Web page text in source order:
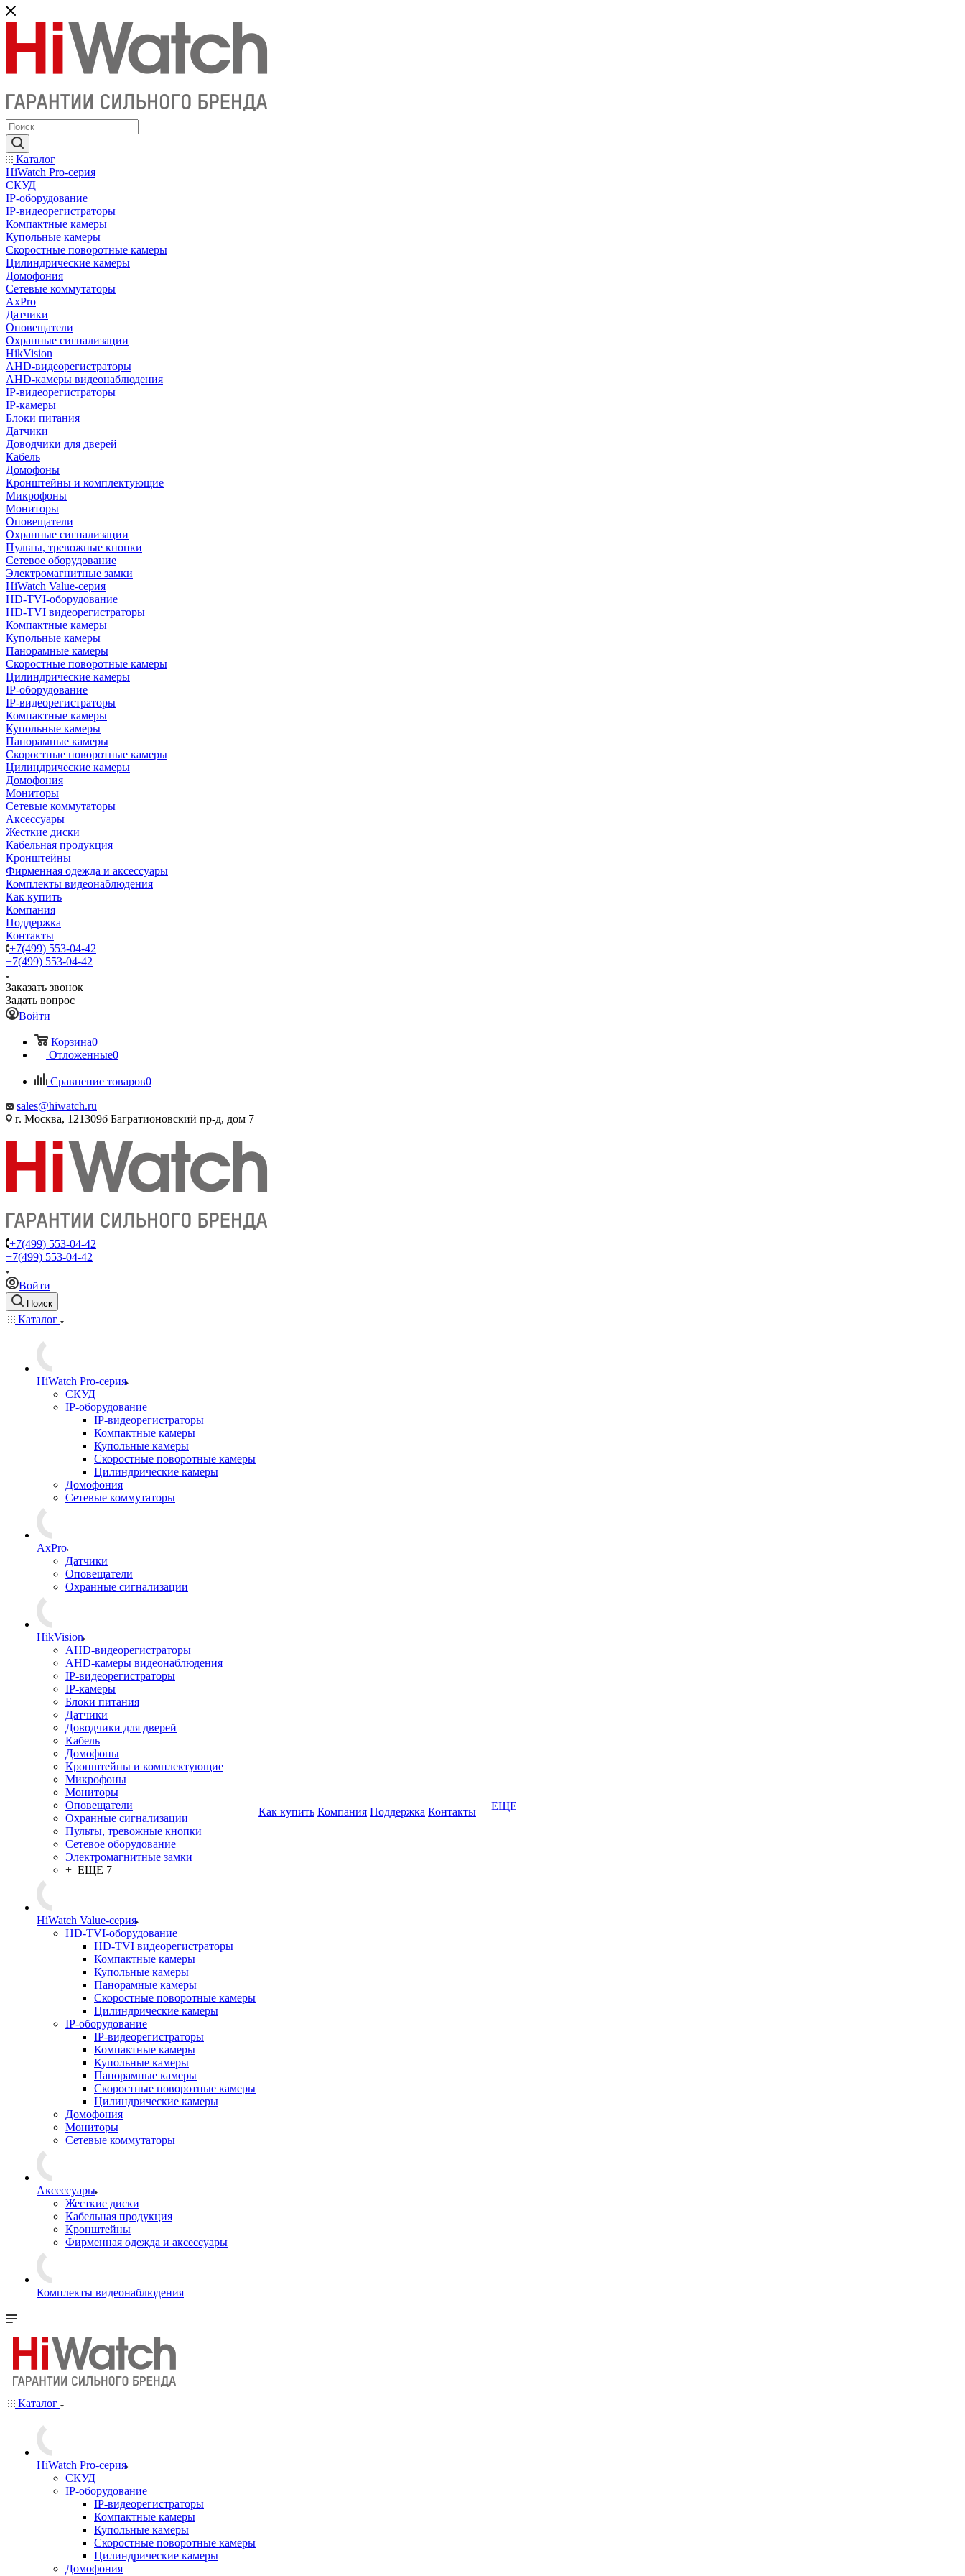
Каталог
HiWatch Pro-серия
CКУД
IP-оборудование
IP-видеорегистраторы
Компактные камеры
Купольные камеры
Скоростные поворотные камеры
Цилиндрические камеры
Домофония
Сетевые коммутаторы
AxPro
Датчики
Оповещатели
Охранные сигнализации
HikVision
AHD-видеорегистраторы
AHD-камеры видеонаблюдения
IP-видеорегистраторы
IP-камеры
Блоки питания
Датчики
Доводчики для дверей
Кабель
Домофоны
Кронштейны и комплектующие
Микрофоны
Мониторы
Оповещатели
Охранные сигнализации
Пульты, тревожные кнопки
Сетевое оборудование
Электромагнитные замки
HiWatch Value-серия
HD-TVI-оборудование
HD-TVI видеорегистраторы
Компактные камеры
Купольные камеры
Панорамные камеры
Скоростные поворотные камеры
Цилиндрические камеры
IP-оборудование
IP-видеорегистраторы
Компактные камеры
Купольные камеры
Панорамные камеры
Скоростные поворотные камеры
Цилиндрические камеры
Домофония
Мониторы
Сетевые коммутаторы
Аксессуары
Жесткие диски
Кабельная продукция
Кронштейны
Фирменная одежда и аксессуары
Комплекты видеонаблюдения
Как купить
Компания
Поддержка
Контакты
+7(499) 553-04-42
+7(499) 553-04-42
Заказать звонок
Задать вопрос
Войти
Корзина0
Отложенные0
Сравнение товаров0
sales@hiwatch.ru
г. Москва, 121309б Багратионовский пр-д, дом 7
+7(499) 553-04-42
+7(499) 553-04-42
Войти
Поиск
Каталог
HiWatch Pro-серия
CКУД
IP-оборудование
IP-видеорегистраторы
Компактные камеры
Купольные камеры
Скоростные поворотные камеры
Цилиндрические камеры
Домофония
Сетевые коммутаторы
AxPro
Датчики
Оповещатели
Охранные сигнализации
HikVision
AHD-видеорегистраторы
AHD-камеры видеонаблюдения
IP-видеорегистраторы
IP-камеры
Блоки питания
Датчики
Доводчики для дверей
Кабель
Домофоны
Кронштейны и комплектующие
Микрофоны
Мониторы
Оповещатели
Охранные сигнализации
Пульты, тревожные кнопки
Сетевое оборудование
Электромагнитные замки
+ ЕЩЕ 7
HiWatch Value-серия
HD-TVI-оборудование
HD-TVI видеорегистраторы
Компактные камеры
Купольные камеры
Панорамные камеры
Скоростные поворотные камеры
Цилиндрические камеры
IP-оборудование
IP-видеорегистраторы
Компактные камеры
Купольные камеры
Панорамные камеры
Скоростные поворотные камеры
Цилиндрические камеры
Домофония
Мониторы
Сетевые коммутаторы
Аксессуары
Жесткие диски
Кабельная продукция
Кронштейны
Фирменная одежда и аксессуары
Комплекты видеонаблюдения
Как купить Компания Поддержка Контакты + ЕЩЕ
Каталог
HiWatch Pro-серия
CКУД
IP-оборудование
IP-видеорегистраторы
Компактные камеры
Купольные камеры
Скоростные поворотные камеры
Цилиндрические камеры
Домофония